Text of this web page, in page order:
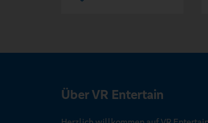
Über VR Entertain